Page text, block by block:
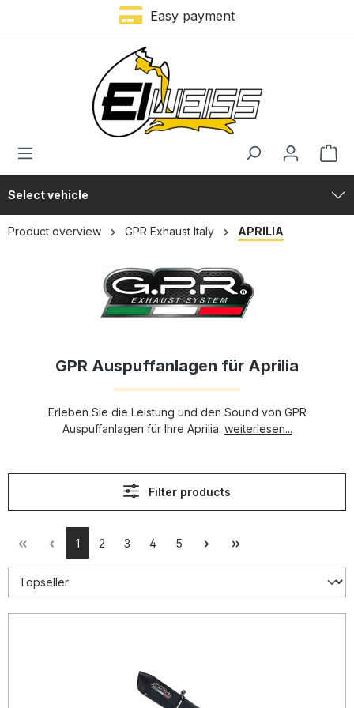
Easy payment
Select vehicle
Product overview GPR Exhaust Italy APRILIA
GPR Auspuffanlagen für Aprilia
Erleben Sie die Leistung und den Sound von GPR
Auspuffanlagen für Ihre Aprilia. weiterlesen...
Filter products
1 2 3 4 5